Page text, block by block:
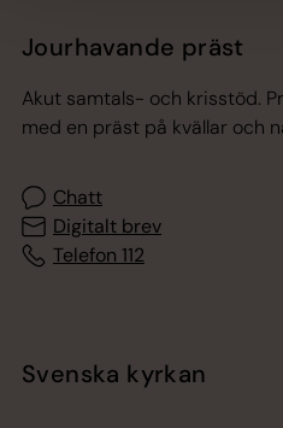
Jourhavande präst
Akut samtals- och krisstöd.
med en präst på kvällar och
Chatt
Digitalt brev
Telefon 112
Svenska kyrkan